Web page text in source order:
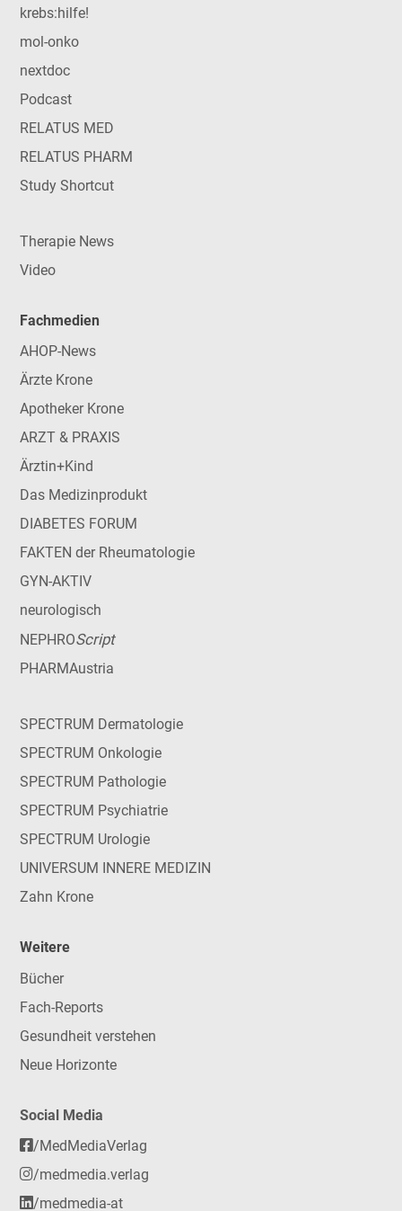
krebs:hilfe!
mol-onko
nextdoc
Podcast
RELATUS MED
RELATUS PHARM
Study Shortcut
Therapie News
Video
Fachmedien
AHOP-News
Ärzte Krone
Apotheker Krone
ARZT & PRAXIS
Ärztin+Kind
Das Medizinprodukt
DIABETES FORUM
FAKTEN der Rheumatologie
GYN-AKTIV
neurologisch
NEPHROScript
PHARMAustria
SPECTRUM Dermatologie
SPECTRUM Onkologie
SPECTRUM Pathologie
SPECTRUM Psychiatrie
SPECTRUM Urologie
UNIVERSUM INNERE MEDIZIN
Zahn Krone
Weitere
Bücher
Fach-Reports
Gesundheit verstehen
Neue Horizonte
Social Media
/MedMediaVerlag
/medmedia.verlag
/medmedia-at